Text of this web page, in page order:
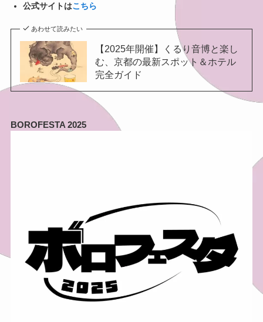
公式サイトはこちら
あわせて読みたい
【2025年開催】くるり音博と楽し
む、京都の最新スポット＆ホテル
完全ガイド
BOROFESTA 2025